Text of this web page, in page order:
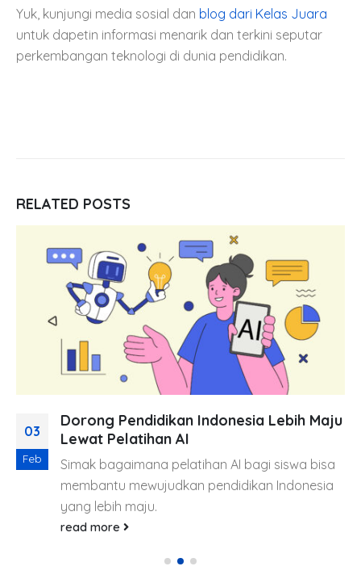
Yuk, kunjungi media sosial dan blog dari Kelas Juara
untuk dapetin informasi menarik dan terkini seputar
perkembangan teknologi di dunia pendidikan.
RELATED POSTS
03
Feb
Dorong Pendidikan Indonesia Lebih Maju
Lewat Pelatihan AI
Simak bagaimana pelatihan AI bagi siswa bisa
membantu mewujudkan pendidikan Indonesia
yang lebih maju.
read more